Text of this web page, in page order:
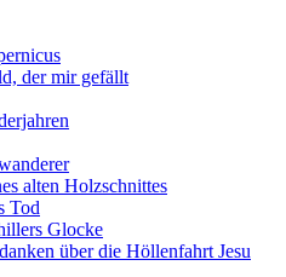
der mir gefällt
alten Holzschnittes
Tod
Glocke
über die Höllenfahrt Jesu